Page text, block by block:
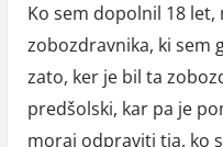
Ko sem dopolnil 18
zobozdravnika, ki sem
zato, ker je bil ta
predšolski, kar pa je
moraj odpraviti tja, ko